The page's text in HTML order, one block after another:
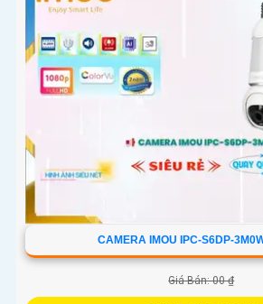
CAMERA IMOU IPC-S6DP-
Giá Bán: 00 ₫